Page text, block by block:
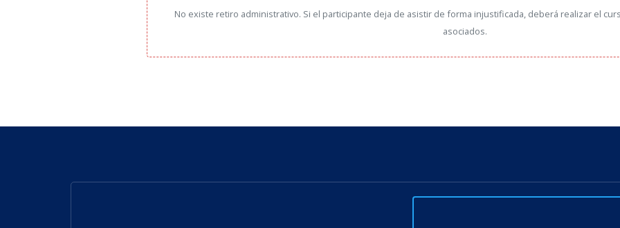
No existe retiro administrativo. Si el participante deja de asistir de forma injustificada, deberá realizar el
asociados.